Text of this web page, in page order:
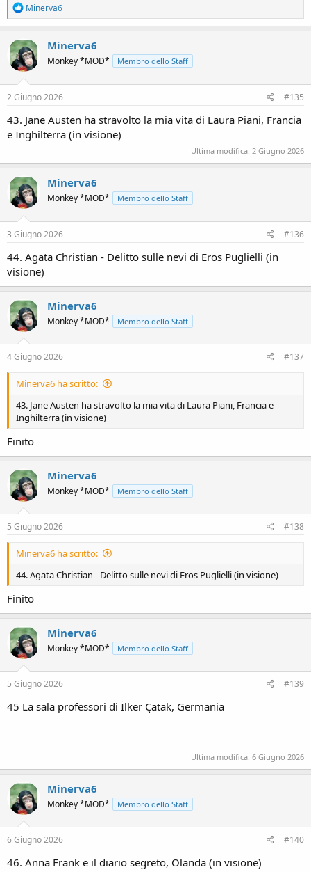
R
e
a
c
t
i
o
n
s
Minerva6
Minerva6
Monkey *MOD* Membro dello Staff
2 Giugno 2026 #135
43. Jane Austen ha stravolto la mia vita di Laura Piani, Francia
e Inghilterra (in visione)
Ultima modifica: 2 Giugno 2026
Minerva6
Monkey *MOD* Membro dello Staff
3 Giugno 2026 #136
44. Agata Christian - Delitto sulle nevi di Eros Puglielli (in
visione)
Minerva6
Monkey *MOD* Membro dello Staff
4 Giugno 2026 #137
Minerva6 ha scritto:
43. Jane Austen ha stravolto la mia vita di Laura Piani, Francia e
Inghilterra (in visione)
Finito
Minerva6
Monkey *MOD* Membro dello Staff
5 Giugno 2026 #138
Minerva6 ha scritto:
44. Agata Christian - Delitto sulle nevi di Eros Puglielli (in visione)
Finito
Minerva6
Monkey *MOD* Membro dello Staff
5 Giugno 2026 #139
45 La sala professori di İlker Çatak, Germania
Ultima modifica: 6 Giugno 2026
Minerva6
Monkey *MOD* Membro dello Staff
6 Giugno 2026 #140
46. Anna Frank e il diario segreto, Olanda (in visione)